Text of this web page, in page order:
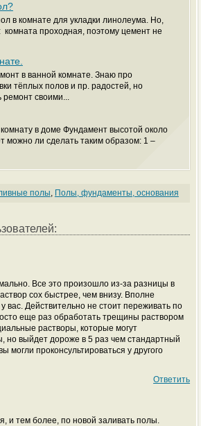
в комнате для укладки линолеума. Но,
комната проходная, поэтому цемент не
в ванной комнате. Знаю про
тёплых полов и пр. радостей, но
ремонт своими...
в доме Фундамент высотой около
можно ли сделать таким образом: 1 –
полы, Полы, фундаменты, основания
Все это произошло из-за разницы в
сох быстрее, чем внизу. Вполне
вас. Действительно не стоит переживать по
еще раз обработать трещины раствором
растворы, которые могут
но выйдет дороже в 5 раз чем стандартный
могли проконсультироваться у другого
Ответить
и тем более, по новой заливать полы.